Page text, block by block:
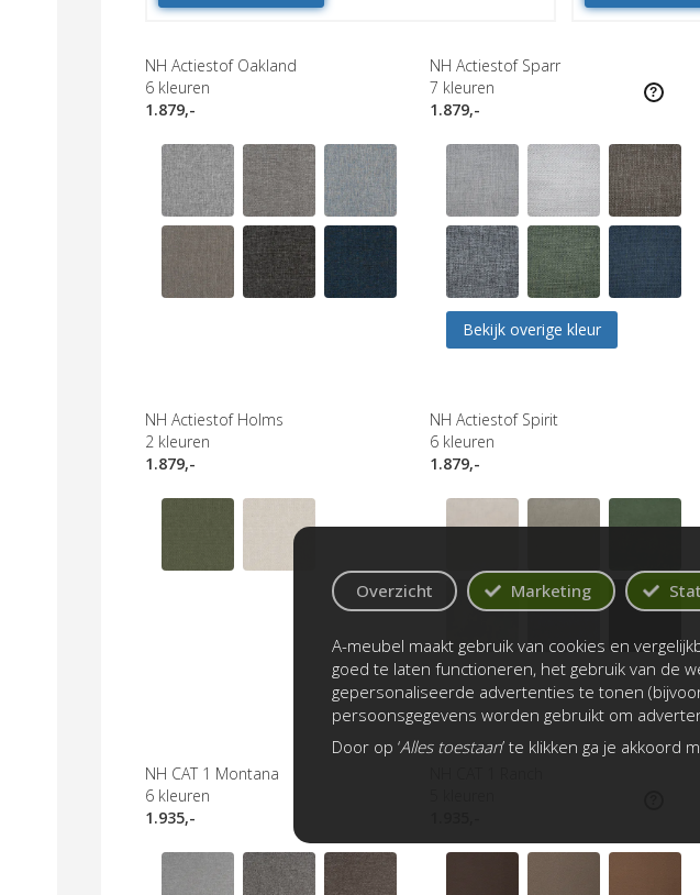
NH Actiestof Oakland
6 kleuren
1.879,-
NH Actiestof Sparr
7 kleuren
1.879,-
Bekijk overige kleur
NH Actiestof Holms
2 kleuren
1.879,-
NH Actiestof Spirit
6 kleuren
1.879,-
NH CAT 1 Montana
6 kleuren
1.935,-
Overzicht Marketing
A-meubel maakt gebruik van cookies en
goed te laten functioneren, het gebruik van de
gepersonaliseerde advertenties te tonen
persoonsgegevens worden gebruikt om
Door op ‘Alles toestaan’ te klikken ga je akkoord